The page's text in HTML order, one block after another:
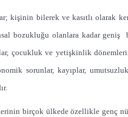
kişinin bilerek ve kasıtlı olarak
bozukluğu olanlara kadar
çocukluk ve yetişkinlik
sorunlar, kayıplar,
birçok ülkede özellikle genç